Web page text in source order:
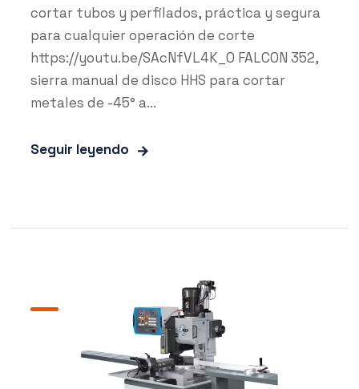
cortar tubos y perfilados, práctica y segura
para cualquier operación de corte
https://youtu.be/SAcNfVL4K_0 FALCON 352,
sierra manual de disco HHS para cortar
metales de -45° a...
Seguir leyendo